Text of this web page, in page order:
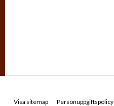
Visa sitemap Personuppgiftspolicy